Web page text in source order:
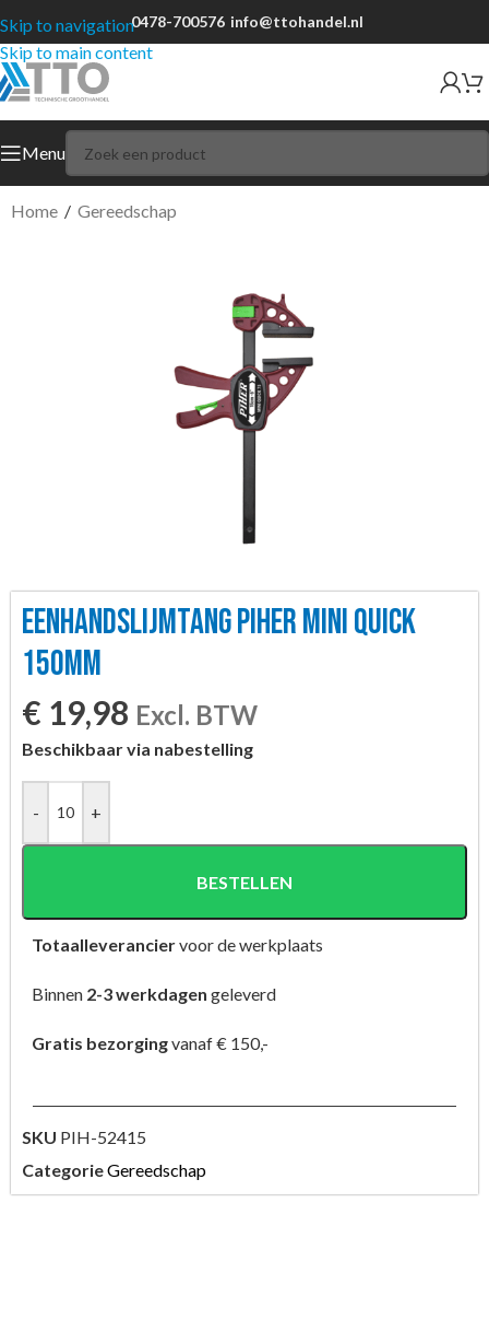
Skip to navigation
Skip to main content
0478-700576 info@ttohandel.nl
Menu
Home / Gereedschap
EENHANDSLIJMTANG PIHER MINI QUICK
150MM
€ 19,98 Excl. BTW
Beschikbaar via nabestelling
- +
BESTELLEN
Totaalleveranciervoor de werkplaats
Binnen 2-3 werkdagen geleverd
Gratis bezorgingvanaf € 150,-
SKU PIH-52415
CategorieGereedschap